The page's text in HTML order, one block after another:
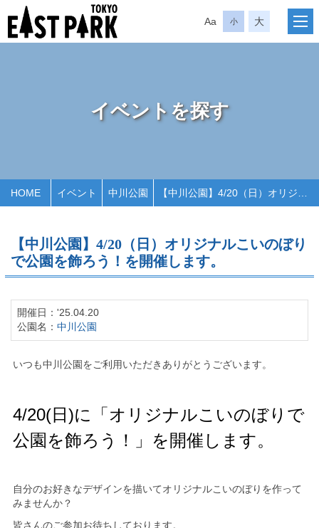
Aa 小 大
イベントを探す
HOME イベント 中川公園
【中川公園】4/20（日）オリジナルこいのぼり
で公園を飾ろう！を開催します。
開催日：'25.04.20
公園名： 中川公園
いつも中川公園をご利用いただきありがとうございます。
4/20(日)に「オリジナルこいのぼりで
公園を飾ろう！」を開催します。
自分のお好きなデザインを描いてオリジナルこいのぼりを作って
みませんか？
皆さんのご参加お待ちしております。